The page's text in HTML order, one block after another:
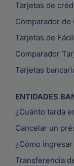
Tarjetas de
Comparador de
Tarjetas de
Comparador
Tarjetas
ENTIDADES
¿Cuánto tarda
Cancelar un
¿Cómo
Transferencia